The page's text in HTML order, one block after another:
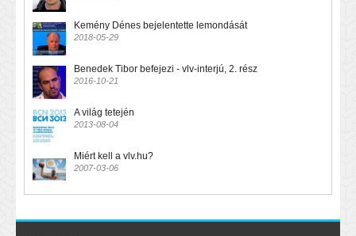
Kemény Dénes bejelentette lemondását
2018-05-29
Benedek Tibor befejezi - vlv-interjú, 2. rész
2016-10-21
A világ tetején
2013-08-04
Miért kell a vlv.hu?
2007-03-06